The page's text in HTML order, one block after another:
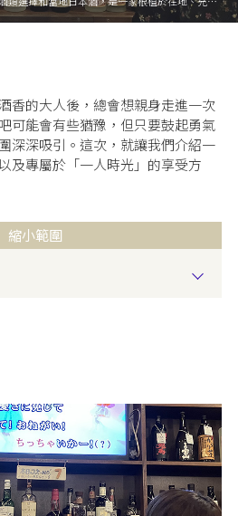
且沉穩，深受各年齡層喜愛，初次造訪者也能輕
店主歌唱實力頗受好評，非常值得一聽其歌
香的大人後，總會想親身走進一次
可能會有些猶豫，但只要鼓起勇氣
深深吸引。這次，就讓我們介紹一
及專屬於「一人時光」的享受方
縮小範圍